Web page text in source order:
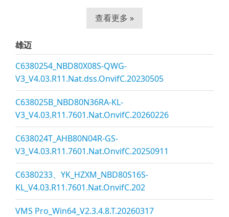
查看更多 »
雄迈
C6380254_NBD80X08S-QWG-
V3_V4.03.R11.Nat.dss.OnvifC.20230505
C638025B_NBD80N36RA-KL-
V3_V4.03.R11.7601.Nat.OnvifC.20260226
C638024T_AHB80N04R-GS-
V3_V4.03.R11.7601.Nat.OnvifC.20250911
C6380233、YK_HZXM_NBD80S16S-
KL_V4.03.R11.7601.Nat.OnvifC.202
VMS Pro_Win64_V2.3.4.8.T.20260317